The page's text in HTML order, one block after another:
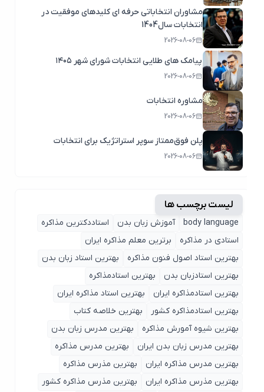
مشاوران انتخاباتی حرفه ای کلیدهای موفقیت در
انتخابات سال1404
2026-08-06
پیامک های طلایی انتخابات شورای شهر ۱۴۰۵
2026-08-06
مشاوره انتخابات
2026-08-06
پلن فوق‌ممتاز سوپر استراتژیک برای انتخابات
2026-08-06
لیست برچسب ها
body language آموزش زبان بدن
استاددکترین مذاکره
استادی در مذاکره
برترین معلم مذاکره ایران
بهترین استاد اصول ‌فنون مذاکره
بهترین استاد زبان بدن
بهترین استادزبان بدن
بهترین استادمذاکره
بهترین استادمذاکره ایران
بهترین استاد مذاکره ایران
بهترین استادمذاکره کشور
بهترین خلاصه کتاب
بهترین شیوه آمورش مذاکره
بهترین مدرس زبان بدن
بهترین مدرس زبان بدن ایران
بهترین مدرس مذاکره
بهترین مدرس مذاکره ایران
بهترین مذرس مذاکره
بهترین مذرس مذاکره ایران
بهترین مذرس مذاکره کشور